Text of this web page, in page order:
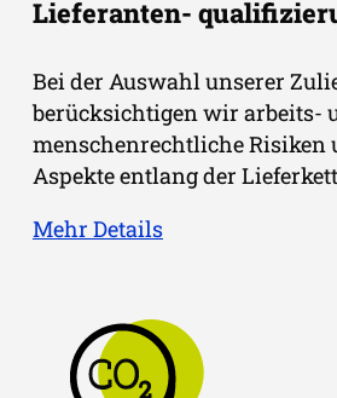
Lieferanten-
Bei der Auswahl unserer
berücksichtigen wir arbeits-
menschenrechtliche Risiken
Aspekte entlang der
Mehr Details